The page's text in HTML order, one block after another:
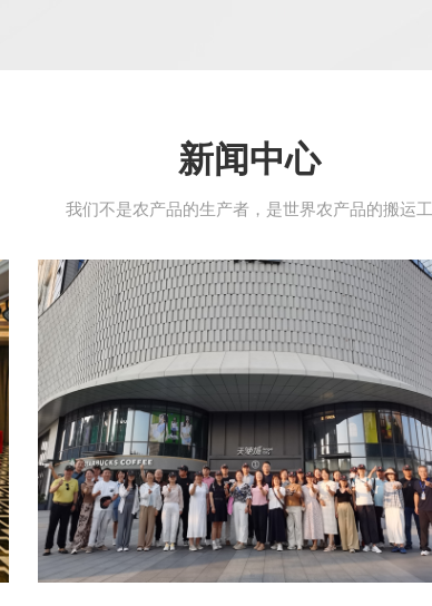
新闻中心
我们不是农产品的生产者，是世界农产品的搬运工